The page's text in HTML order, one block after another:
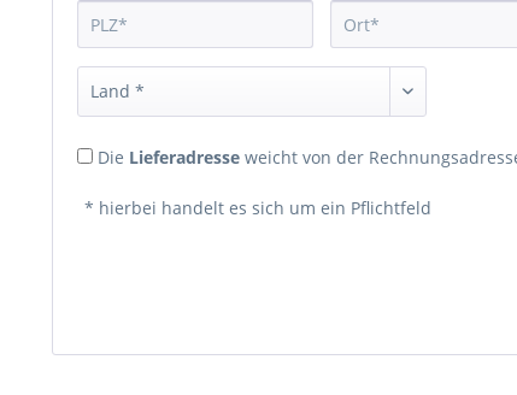
Die Lieferadresseweicht von der
* hierbei handelt es sich um ein Pflichtfeld